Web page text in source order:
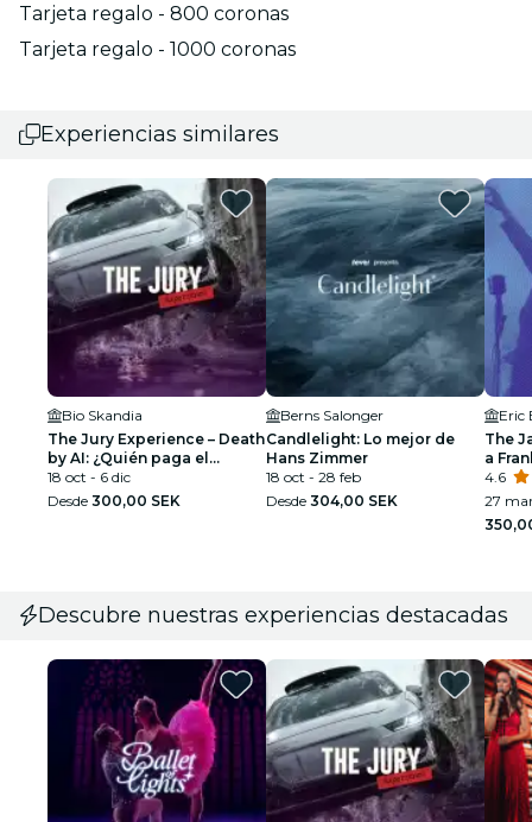
Tarjeta regalo - 800 coronas
Tarjeta regalo - 1000 coronas
Experiencias similares
Bio Skandia
The Jury Experience – Death
by AI: ¿Quién paga el
precio?
18 oct - 6 dic
Desde 300,00 SEK
Berns Salonger
Candlelight: Lo mejor de
Hans Zimmer
18 oct - 28 feb
Desde 304,00 SEK
Eric
The
a
4.6
27
Descubre nuestras experiencias destacadas